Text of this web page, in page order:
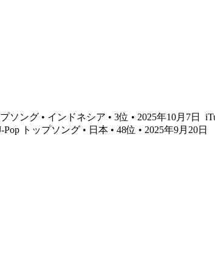
ソング • インドネシア • 3位 • 2025年10月7日
Pop トップソング • 日本 • 48位 • 2025年9月20日